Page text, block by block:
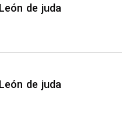
de juda
de juda